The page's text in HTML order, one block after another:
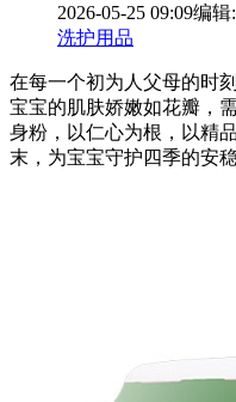
2026-05-25 09:09编辑
洗护用品
在每一个初为人父母的时
宝宝的肌肤娇嫩如花瓣，
身粉，以仁心为根，以精
末，为宝宝守护四季的安稳